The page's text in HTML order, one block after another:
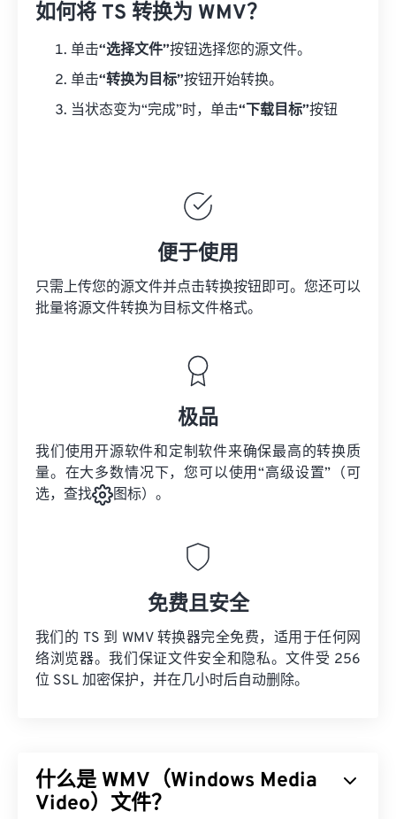
如何将 TS 转换为 WMV？
单击“选择文件”按钮选择您的源文件。
单击“转换为目标”按钮开始转换。
当状态变为“完成”时，单击“下载目标”按钮
便于使用
只需上传您的源文件并点击转换按钮即可。您还可以
批量将源文件转换为目标文件格式。
极品
我们使用开源软件和定制软件来确保最高的转换质
量。在大多数情况下，您可以使用“高级设置”（可
选，查找
图标）。
免费且安全
我们的 TS 到 WMV 转换器完全免费，适用于任何网
络浏览器。我们保证文件安全和隐私。文件受 256
位 SSL 加密保护，并在几小时后自动删除。
什么是 WMV（Windows Media
Video）文件？